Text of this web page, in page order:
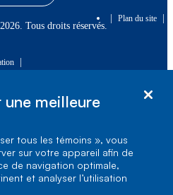
Tous droits réservés.
| Plan du site |
|
Graham-Bell, Aile A-7,
une meilleure
tous les témoins », vous
sur votre appareil afin de
de navigation optimale,
et analyser l’utilisation